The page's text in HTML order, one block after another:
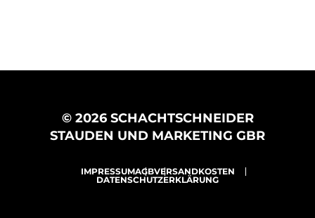
© 2026 SCHACHTSCHNEIDER
STAUDEN UND MARKETING GBR
IMPRESSUMAGBVERSANDKOSTEN
DATENSCHUTZERKLÄRUNG